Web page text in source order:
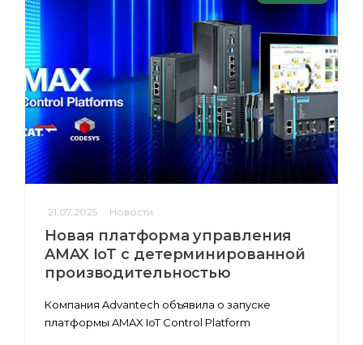
21.07.2025 Новости
Новая платформа управления
AMAX IoT с детерминированной
производительностью
Компания Advantech объявила о запуске
платформы AMAX IoT Control Platform